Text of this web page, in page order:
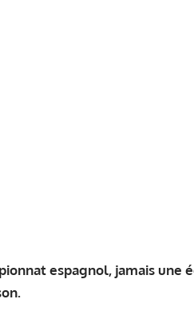
espagnol, jamais une